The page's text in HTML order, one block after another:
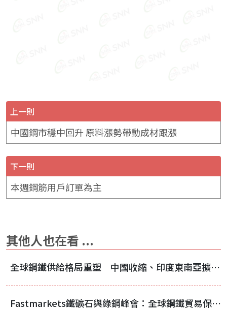
上一則
中國鋼市穩中回升 原料漲勢帶動成材跟漲
下一則
本週鋼筋用戶訂單為主
其他人也在看 ...
全球鋼鐵供給格局重塑 中國收縮、印度東南亞擴張成新趨勢
Fastmarkets鐵礦石與綠鋼峰會：全球鋼鐵貿易保護升溫 區域化浪潮成市場新常態